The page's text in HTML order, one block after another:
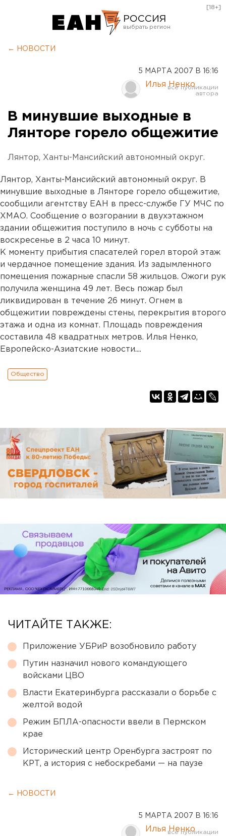
РОССИЯ
Курган
Оренбург
[18+]
← НОВОСТИ
5 МАРТА 2007 В 16:16
Илья Ненко
В минувшие выходные в
Лянторе горело общежитие
Лянтор, Ханты-Мансийский автономный округ.
Лянтор, Ханты-Мансийский автономный округ. В
минувшие выходные в Лянторе горело общежитие,
сообщили агентству ЕАН в пресс-службе ГУ МЧС по
ХМАО. Сообщение о возгорании в двухэтажном
здании общежития поступило в ночь с субботы на
воскресенье в 2 часа 10 минут.
К моменту прибытия спасателей горел второй этаж
и чердачное помещение здания. Из задымленного
помещения пожарные спасли 58 жильцов. Ожоги рук
получила женщина 49 лет. Весь пожар был
ликвидирован в течение 26 минут. Огнем в
общежитии повреждены стены, перекрытия второго
этажа и одна из комнат. Площадь повреждения
составила 48 квадратных метров. Илья Ненко,
Европейско-Азиатские новости....
Общество
ЧИТАЙТЕ ТАКЖЕ:
Приложение УБРиР возобновило работу
Путин назначил нового командующего
войсками ЦВО
Власти Екатеринбурга рассказали о борьбе с
желтой водой
Режим БПЛА-опасности ввели в Пермском
крае
Исторический центр Оренбурга застроят по
КРТ, а история с небоскребами — на паузе
← НОВОСТИ
5 МАРТА 2007 В 16:16
Илья Ненко